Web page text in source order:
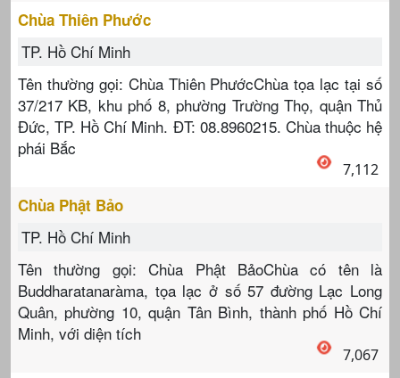
Chùa Thiên Phước
TP. Hồ Chí Minh
Tên thường gọi: Chùa Thiên PhướcChùa tọa lạc tại số
37/217 KB, khu phố 8, phường Trường Thọ, quận Thủ
Đức, TP. Hồ Chí Minh. ĐT: 08.8960215. Chùa thuộc hệ
phái Bắc
7,112
Chùa Phật Bảo
TP. Hồ Chí Minh
Tên thường gọi: Chùa Phật BảoChùa có tên là
Buddharatanaràma, tọa lạc ở số 57 đường Lạc Long
Quân, phường 10, quận Tân Bình, thành phố Hồ Chí
Minh, với diện tích
7,067